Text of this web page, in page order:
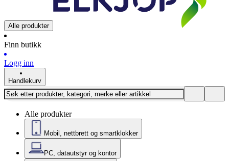
Alle produkter
Finn butikk
Logg inn
Handlekurv
Alle produkter
Mobil, nettbrett og smartklokker
PC, datautstyr og kontor